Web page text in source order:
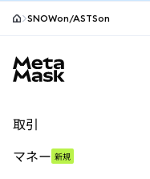
SNOWon/ASTSon
取引
マネー 新規